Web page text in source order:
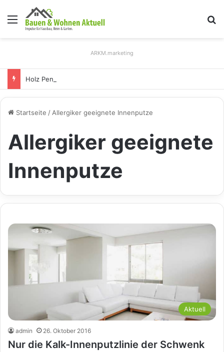
Menü
ARKM.marketing
Startseite / Allergiker geeignete Innenputze
Allergiker geeignete
Innenputze
Aktuell
admin 26. Oktober 2016
Nur die Kalk-Innenputzlinie der Schwenk